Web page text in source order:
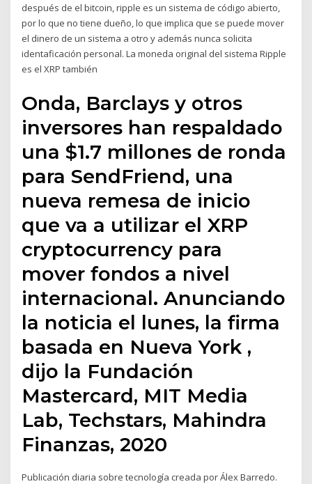
después de el bitcoin, ripple es un sistema de código abierto,
por lo que no tiene dueño, lo que implica que se puede mover
el dinero de un sistema a otro y además nunca solicita
identaficación personal. La moneda original del sistema Ripple
es el XRP también
Onda, Barclays y otros
inversores han respaldado
una $1.7 millones de ronda
para SendFriend, una
nueva remesa de inicio
que va a utilizar el XRP
cryptocurrency para
mover fondos a nivel
internacional. Anunciando
la noticia el lunes, la firma
basada en Nueva York ,
dijo la Fundación
Mastercard, MIT Media
Lab, Techstars, Mahindra
Finanzas, 2020
Publicación diaria sobre tecnología creada por Álex Barredo.